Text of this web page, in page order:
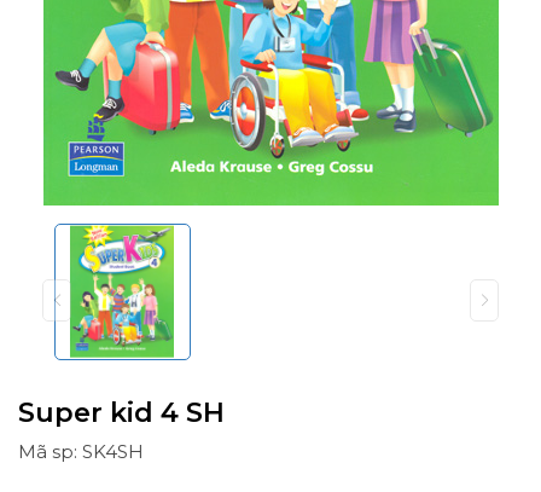
Super kid 4 SH
Mã sp: SK4SH